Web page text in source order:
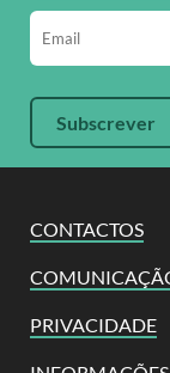
CONTACTOS
PRIVACIDADE